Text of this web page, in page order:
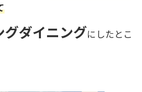
グダイニングにしたとこ